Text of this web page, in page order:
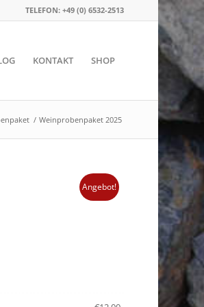
TELEFON: +49 (0) 6532-2513
KONTAKT SHOP
/ Weinprobenpaket 2025
Angebot!